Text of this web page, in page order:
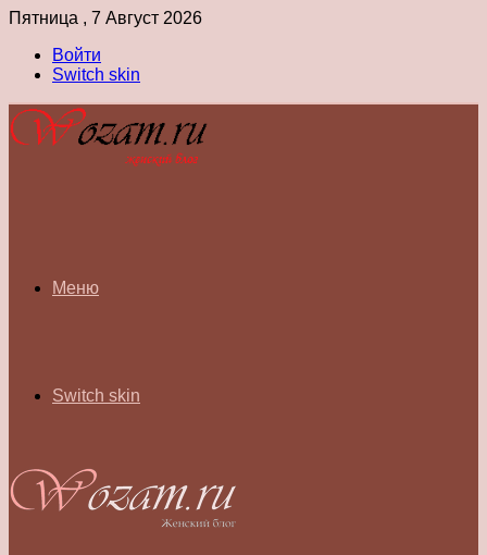
Пятница , 7 Август 2026
Войти
Switch skin
Меню
Switch skin